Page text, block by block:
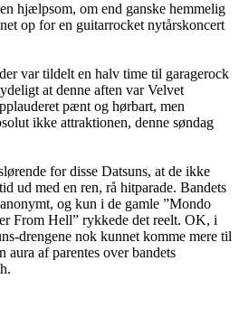
hjælpsom, om end ganske hemmelig
op for en guitarrocket nytårskoncert
var tildelt en halv time til garagerock
at denne aften var Velvet
pænt og hørbart, men
ikke attraktionen, denne søndag
for disse Datsuns, at de ikke
ud med en ren, rå hitparade. Bandets
og kun i de gamle ”Mondo
From Hell” rykkede det reelt. OK, i
drengene nok kunnet komme mere til
aura af parentes over bandets